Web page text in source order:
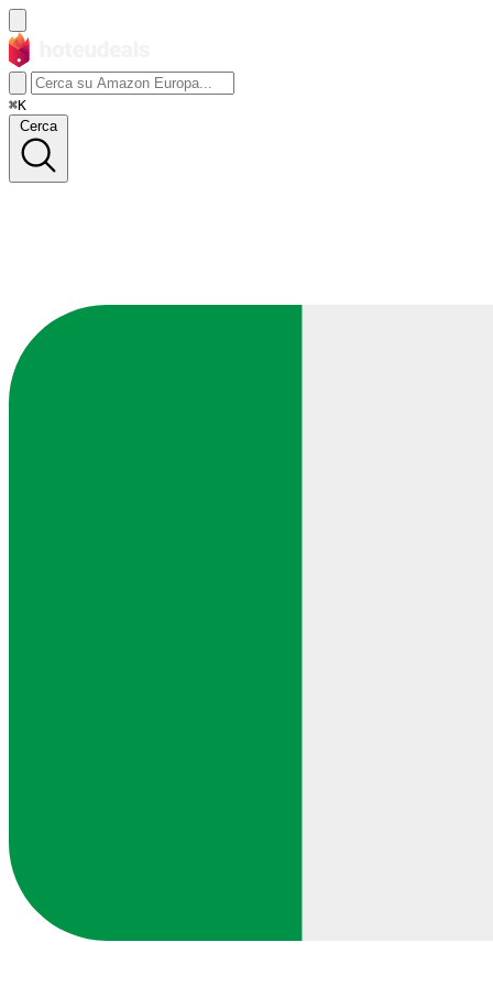
⌘K
Cerca